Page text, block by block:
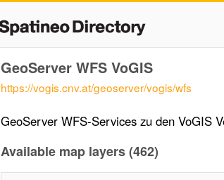
GeoServer WFS VoGIS
https://vogis.cnv.at/geoserver/vogis/wfs
GeoServer WFS-Services zu den VoGIS
Available map layers (462)